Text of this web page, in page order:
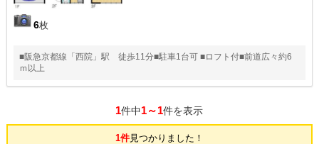
6枚
■阪急京都線「西院」駅 徒歩11分■駐車1台可 ■ロフト付■前道広々約6
ｍ以上
1件中1～1件を表示
1件見つかりました！